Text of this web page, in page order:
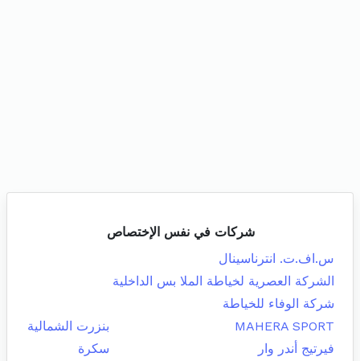
شركات في نفس الإختصاص
س.اف.ت. انترناسينال
الشركة العصرية لخياطة الملا بس الداخلية
شركة الوفاء للخياطة
MAHERA SPORT
بنزرت الشمالية
فيرتيج أندر وار
سكرة